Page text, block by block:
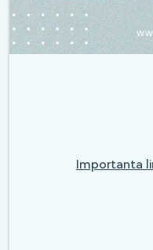
Importanta